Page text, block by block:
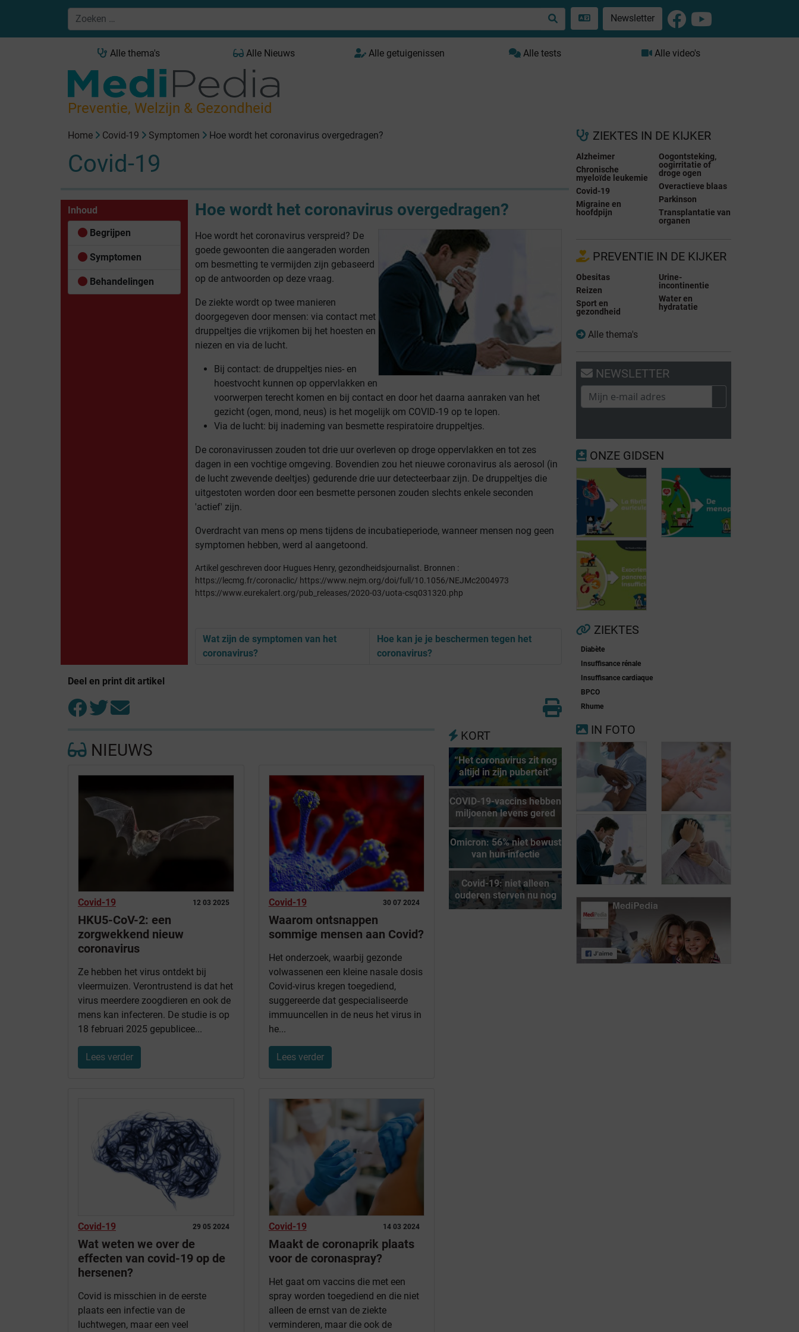
Newsletter
Alle thema's Alle Nieuws Alle getuigenissen Alle tests Alle video's
Preventie, Welzijn & Gezondheid
Home Covid-19 Symptomen Hoe wordt het coronavirus overgedragen?
Covid-19
Inhoud
Begrijpen
Symptomen
Behandelingen
Hoe wordt het coronavirus overgedragen?
Hoe wordt het coronavirus verspreid? De
goede gewoonten die aangeraden worden
om besmetting te vermijden zijn gebaseerd
op de antwoorden op deze vraag.
De ziekte wordt op twee manieren
doorgegeven door mensen: via contact met
druppeltjes die vrijkomen bij het hoesten en
niezen en via de lucht.
Bij contact: de druppeltjes nies- en
hoestvocht kunnen op oppervlakken en
voorwerpen terecht komen en bij contact en door het daarna aanraken van het
gezicht (ogen, mond, neus) is het mogelijk om COVID-19 op te lopen.
Via de lucht: bij inademing van besmette respiratoire druppeltjes.
De coronavirussen zouden tot drie uur overleven op droge oppervlakken en tot zes
dagen in een vochtige omgeving. Bovendien zou het nieuwe coronavirus als aerosol (in
de lucht zwevende deeltjes) gedurende drie uur detecteerbaar zijn. De druppeltjes die
uitgestoten worden door een besmette personen zouden slechts enkele seconden
'actief' zijn.
Overdracht van mens op mens tijdens de incubatieperiode, wanneer mensen nog geen
symptomen hebben, werd al aangetoond.
Artikel geschreven door Hugues Henry, gezondheidsjournalist. Bronnen :
https://lecmg.fr/coronaclic/ https://www.nejm.org/doi/full/10.1056/NEJMc2004973
https://www.eurekalert.org/pub_releases/2020-03/uota-csq031320.php
Wat zijn de symptomen van het
coronavirus?
Hoe kan je je beschermen tegen het
coronavirus?
Deel en print dit artikel
NIEUWS
12 03 2025
Covid-19
HKU5-CoV-2: een
zorgwekkend nieuw
coronavirus
Ze hebben het virus ontdekt bij
vleermuizen. Verontrustend is dat het
virus meerdere zoogdieren en ook de
mens kan infecteren. De studie is op
18 februari 2025 gepublicee...
Lees verder
30 07 2024
Covid-19
Waarom ontsnappen
sommige mensen aan Covid?
Het onderzoek, waarbij gezonde
volwassenen een kleine nasale dosis
Covid-virus kregen toegediend,
suggereerde dat gespecialiseerde
immuuncellen in de neus het virus in
he...
Lees verder
29 05 2024
Covid-19
Wat weten we over de
effecten van covid-19 op de
hersenen?
Covid is misschien in de eerste
plaats een infectie van de
luchtwegen, maar een veel
14 03 2024
Covid-19
Maakt de coronaprik plaats
voor de coronaspray?
Het gaat om vaccins die met een
spray worden toegediend en die niet
alleen de ernst van de ziekte
verminderen, maar die ook de
KORT
“Het coronavirus zit nog
altijd in zijn puberteit”
COVID-19-vaccins hebben
miljoenen levens gered
Omicron: 56% niet bewust
van hun infectie
Covid-19: niet alleen
ouderen sterven nu nog
ZIEKTES IN DE KIJKER
Alzheimer
Chronische
myeloïde leukemie
Covid-19
Migraine en
hoofdpijn
Oogontsteking,
oogirritatie of
droge ogen
Overactieve blaas
Parkinson
Transplantatie van
organen
PREVENTIE IN DE KIJKER
Obesitas
Reizen
Sport en
gezondheid
Urine-
incontinentie
Water en
hydratatie
Alle thema's
NEWSLETTER
ONZE GIDSEN
Voorkamerfibrillatie
Exocriene
pancreas-
ZIEKTES
Diabète
Insuffisance rénale
Insuffisance cardiaque
BPCO
Rhume
IN FOTO
Coronavirus:
welke
behandeling?
Hoe kan je je
beschermen
tegen het
coronavirus?
Hoe wordt het
coronavirus
overgedragen?
Wat zijn de
symptomen van
het
coronavirus?